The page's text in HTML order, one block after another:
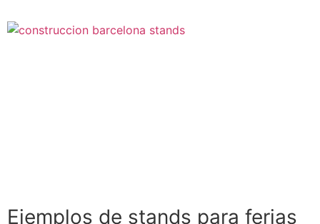
Ejemplos de stands para ferias